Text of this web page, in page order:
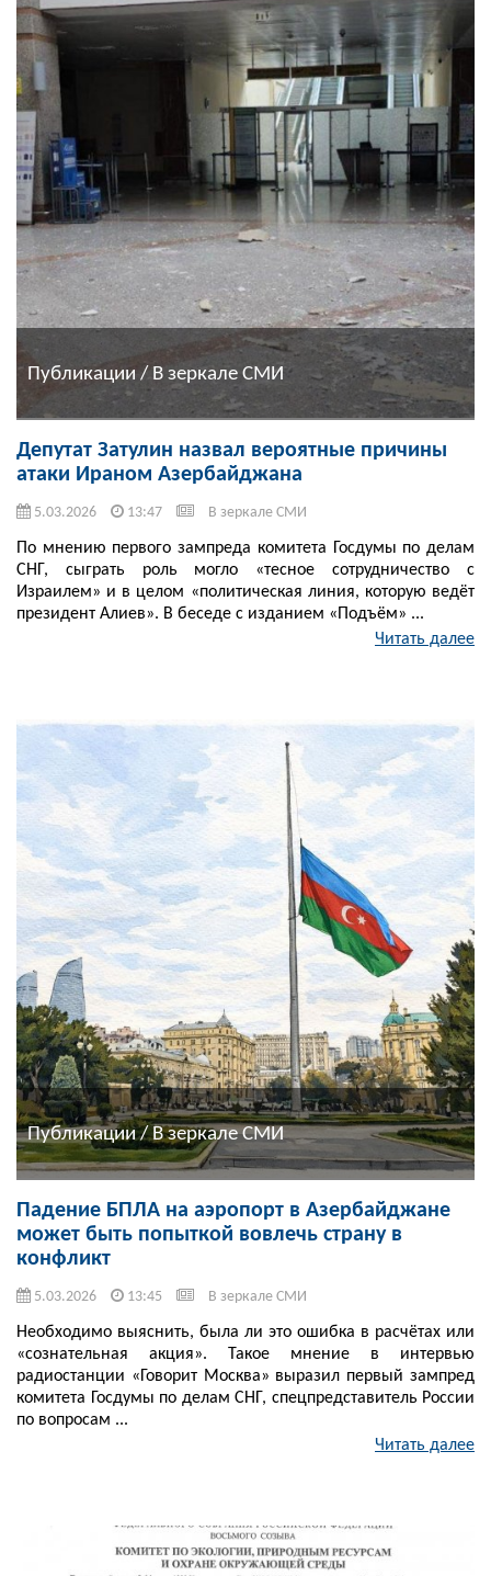
Публикации / В зеркале СМИ
Депутат Затулин назвал вероятные причины
атаки Ираном Азербайджана
5.03.2026 13:47 В зеркале СМИ
По мнению первого зампреда комитета Госдумы по делам
СНГ, сыграть роль могло «тесное сотрудничество с
Израилем» и в целом «политическая линия, которую ведёт
президент Алиев». В беседе с изданием «Подъём» ...
Читать далее
Публикации / В зеркале СМИ
Падение БПЛА на аэропорт в Азербайджане
может быть попыткой вовлечь страну в
конфликт
5.03.2026 13:45 В зеркале СМИ
Необходимо выяснить, была ли это ошибка в расчётах или
«сознательная акция». Такое мнение в интервью
радиостанции «Говорит Москва» выразил первый зампред
комитета Госдумы по делам СНГ, спецпредставитель России
по вопросам ...
Читать далее